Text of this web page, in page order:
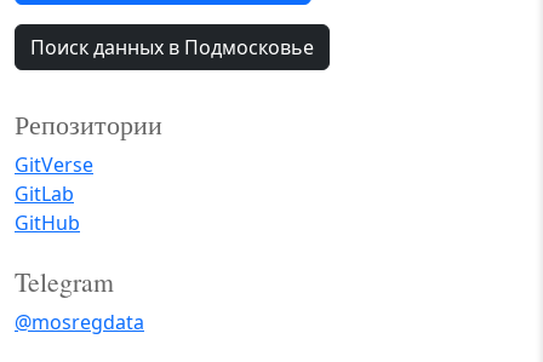
Поиск данных в Подмосковье
Репозитории
GitVerse
GitLab
GitHub
Telegram
@mosregdata